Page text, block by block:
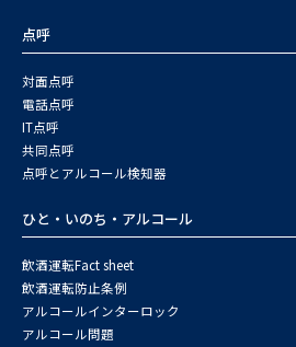
点呼
対面点呼
電話点呼
IT点呼
共同点呼
点呼とアルコール検知器
ひと・いのち・アルコール
飲酒運転Fact sheet
飲酒運転防止条例
アルコールインターロック
アルコール問題